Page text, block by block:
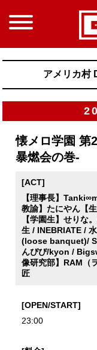
アメリカ村
懐メロ学園 第
暴燃会の巻-
[ACT]
【理事長】
教諭】たにやん【
【学園生】せりな
生 / INEBRIATE /
(loose banquet)/
んぴぴ/kyon /
像研究部】RAM（
匠
[OPEN/START]
23:00